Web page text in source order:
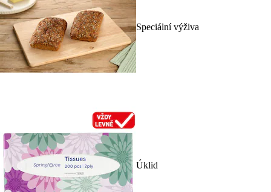
Speciální výživa
Úklid